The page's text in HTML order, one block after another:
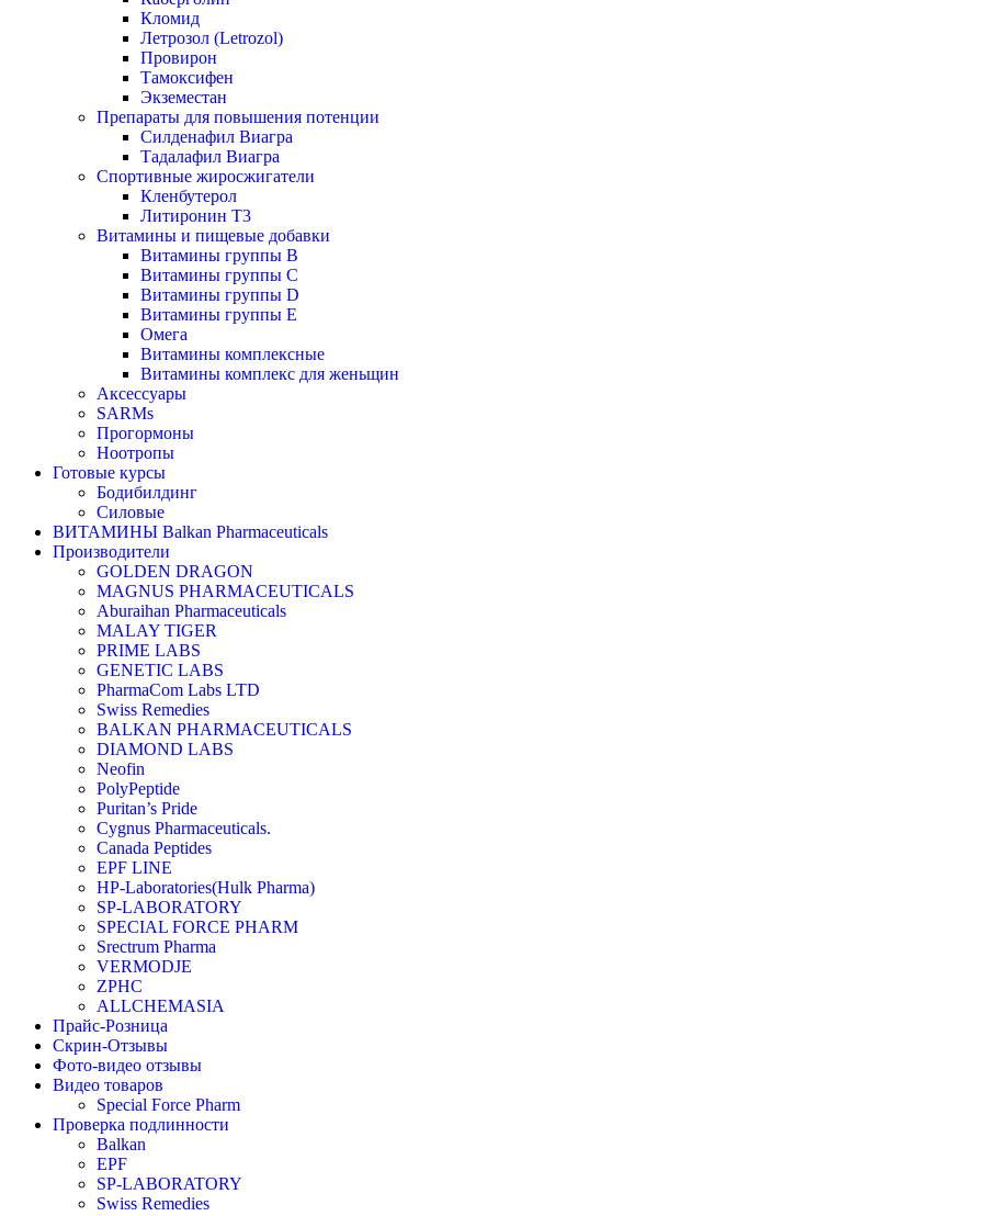
Кломид
Летрозол (Letrozol)
Провирон
Тамоксифен
Экземестан
Препараты для повышения потенции
Силденафил Виагра
Тадалафил Виагра
Спортивные жиросжигатели
Кленбутерол
Литиронин Т3
Витамины и пищевые добавки
Витамины группы В
Витамины группы С
Витамины группы D
Витамины группы Е
Омега
Витамины комплексные
Витамины комплекс для женьщин
Аксессуары
SARMs
Прогормоны
Ноотропы
Готовые курсы
Бодибилдинг
Силовые
ВИТАМИНЫ Balkan Pharmaceuticals
Производители
GOLDEN DRAGON
MAGNUS PHARMACEUTICALS
Aburaihan Pharmaceuticals
MALAY TIGER
PRIME LABS
GENETIC LABS
PharmaCom Labs LTD
Swiss Remedies
BALKAN PHARMACEUTICALS
DIAMOND LABS
Neofin
PolyPeptide
Puritan’s Pride
Cygnus Pharmaceuticals.
Canada Peptides
EPF LINE
HP-Laboratories(Hulk Pharma)
SP-LABORATORY
SPECIAL FORCE PHARM
Srectrum Pharma
VERMODJE
ZPHC
ALLCHEMASIA
Прайс-Розница
Скрин-Отзывы
Фото-видео отзывы
Видео товаров
Special Force Pharm
Проверка подлинности
Balkan
EPF
SP-LABORATORY
Swiss Remedies